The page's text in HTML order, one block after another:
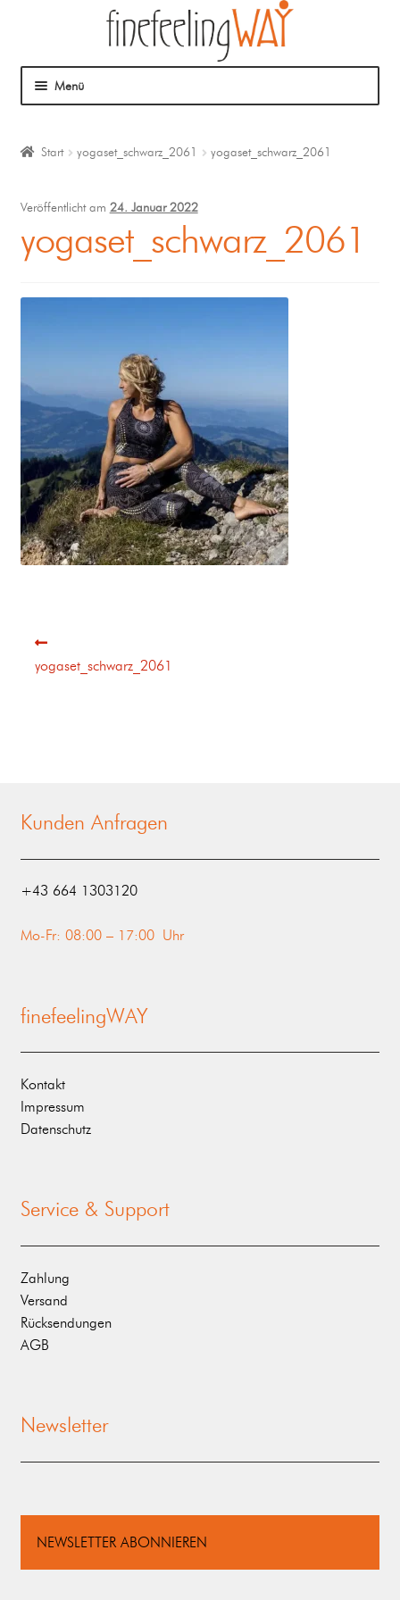
Menü
Start yogaset_schwarz_2061 yogaset_schwarz_2061
Veröffentlicht am 24. Januar 2022
yogaset_schwarz_2061
yogaset_schwarz_2061
Kunden Anfragen
‭+43 664 1303120‬
Mo-Fr: 08:00 – 17:00 Uhr
finefeelingWAY
Kontakt
Impressum
Datenschutz
Service & Support
Zahlung
Versand
Rücksendungen
AGB
Newsletter
NEWSLETTER ABONNIEREN